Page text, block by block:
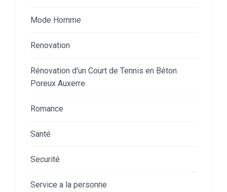
Mode Homme
Renovation
Rénovation d'un Court de Tennis en Béton
Poreux Auxerre
Romance
Santé
Securité
Service a la personne